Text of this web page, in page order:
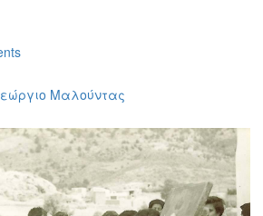
Μαλούντας